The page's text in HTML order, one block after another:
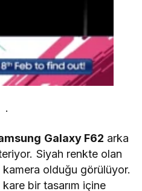
.
Galaxy F62 arka
Siyah renkte olan
olduğu görülüyor.
bir tasarım içine